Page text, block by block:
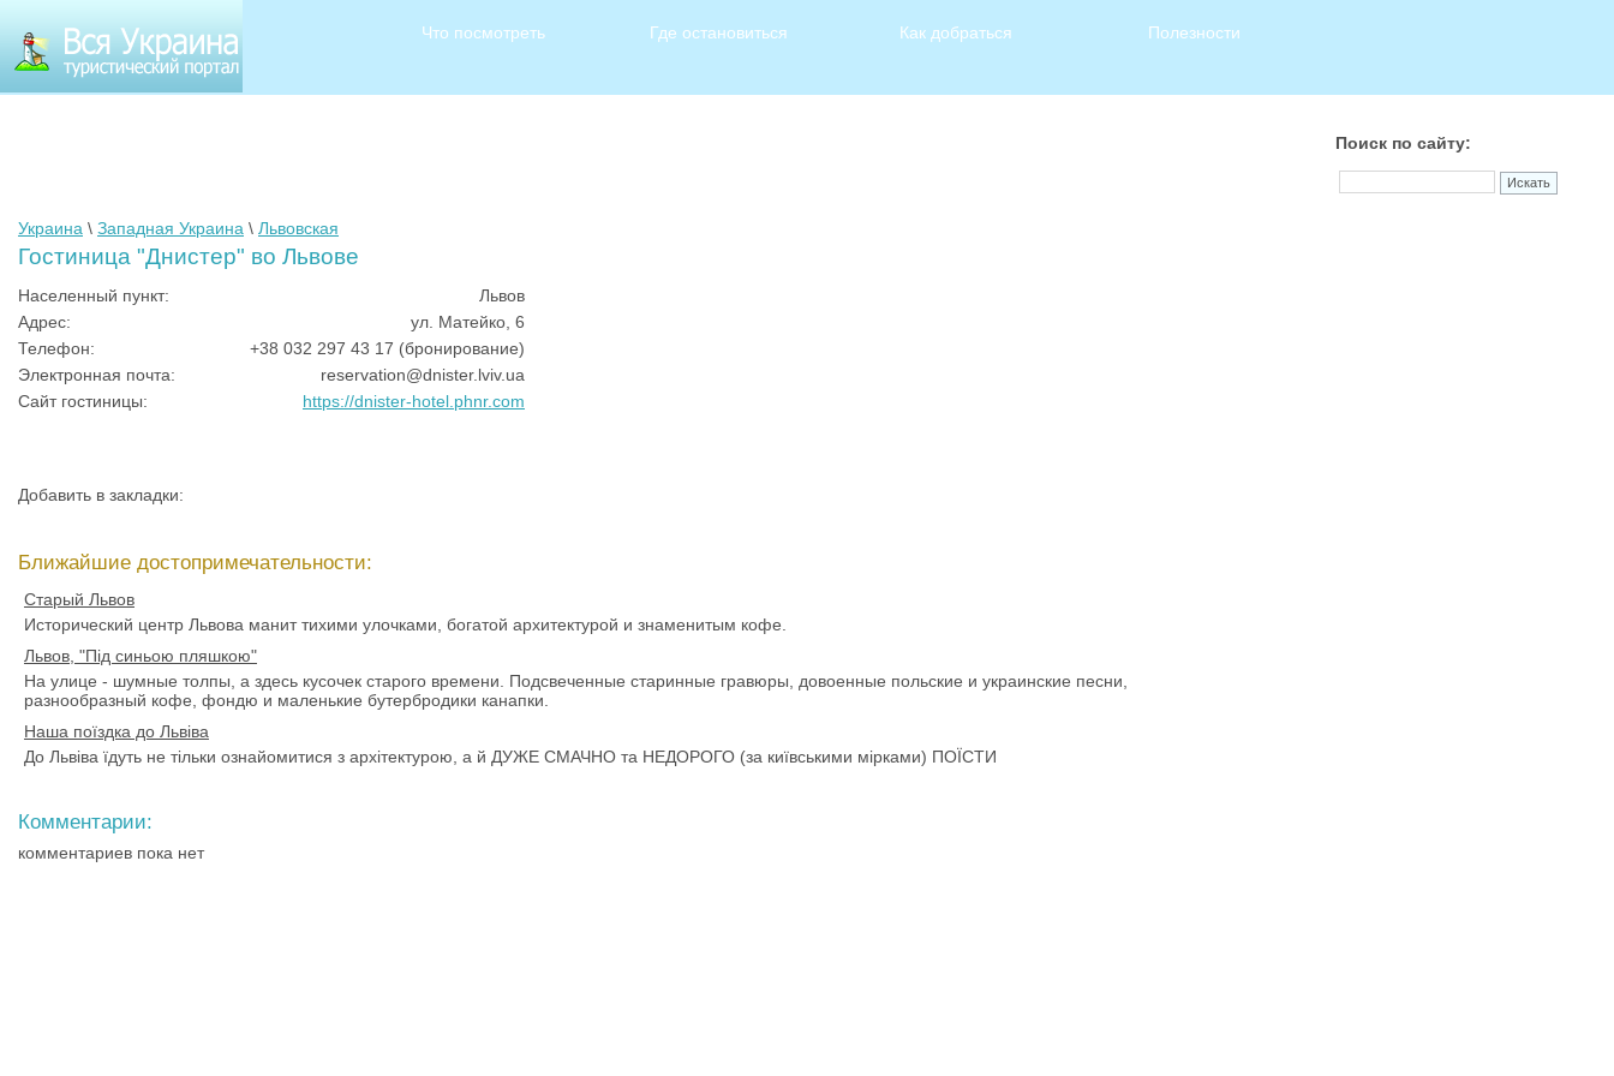
Что посмотреть Где остановиться Как добраться Полезности
Украина \ Западная Украина \ Львовская
Гостиница "Днистер" во Львове
Населенный пункт:
Львов
Адрес:
ул. Матейко, 6
Телефон:
+38 032 297 43 17 (бронирование)
Электронная почта:
reservation@dnister.lviv.ua
Сайт гостиницы:
https://dnister-hotel.phnr.com
Добавить в закладки:
Ближайшие достопримечательности:
Старый Львов
Исторический центр Львова манит тихими улочками, богатой архитектурой и знаменитым кофе.
Львов, "Під синьою пляшкою"
На улице - шумные толпы, а здесь кусочек старого времени. Подсвеченные старинные гравюры, довоенные польские и украинские песни,
разнообразный кофе, фондю и маленькие бутербродики канапки.
Наша поїздка до Львiва
До Львiва їдуть не тільки ознайомитися з архітектурою, а й ДУЖЕ СМАЧНО та НЕДОРОГО (за київськими мірками) ПОЇСТИ
Комментарии:
комментариев пока нет
Поиск по сайту: